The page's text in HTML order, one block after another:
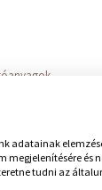
adatainak
megjelenítésére és
tudni az